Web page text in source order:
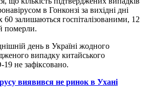
в Гонконзі за вихідні дні
60 залишаються госпіталізованими, 12
померли.
день в Україні жодного
випадку китайського
не зафіксовано.
виявився не ринок в Ухані